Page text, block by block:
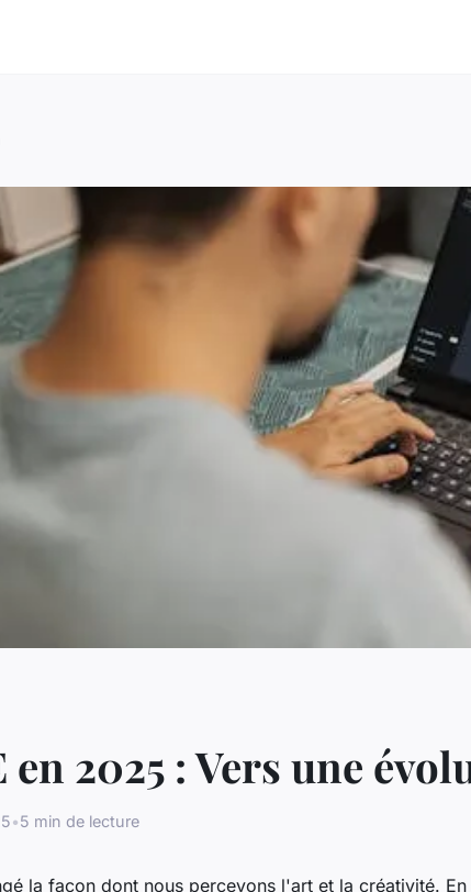
2025 : Vers une
•5 min de lecture
la façon dont nous percevons l'art et la créativité.